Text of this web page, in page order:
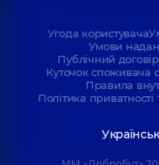
Угода користувача
Умови
Публічний
Куточок споживача
Правила
Політика